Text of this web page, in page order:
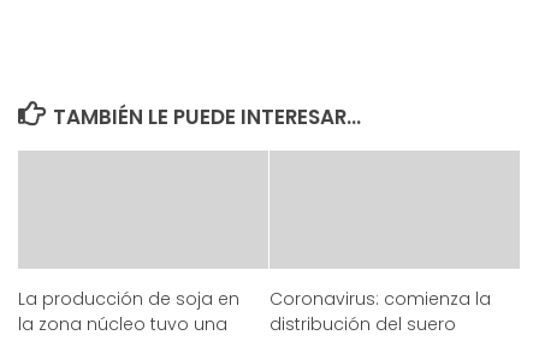
TAMBIÉN LE PUEDE INTERESAR...
La producción de soja en
la zona núcleo tuvo una
Coronavirus: comienza la
distribución del suero